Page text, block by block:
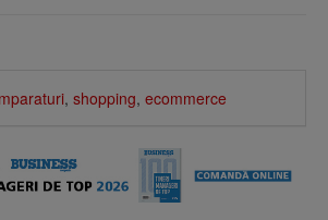
, shopping, ecommerce